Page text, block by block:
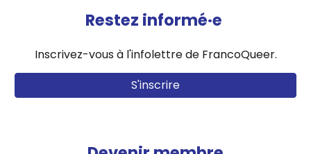
Restez informé·e
Inscrivez-vous à l'infolettre de FrancoQueer.
S'inscrire